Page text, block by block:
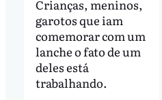
Crianças, meninos,
garotos que iam
comemorar com um
lanche o fato de um
deles está
trabalhando.